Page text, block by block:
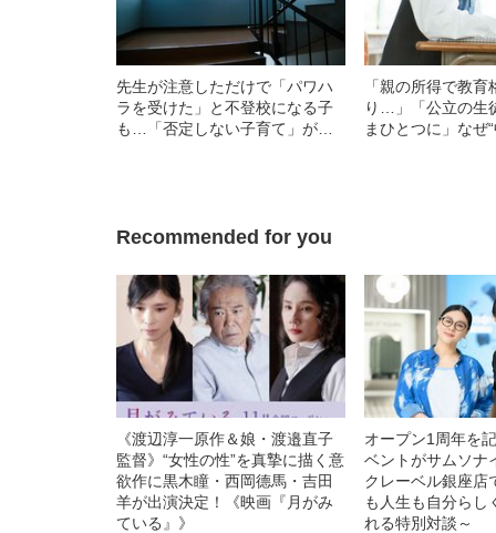
先生が注意しただけで「パワハ
ラを受けた」と不登校になる子
も…「否定しない子育て」が招
「親の所得で教
り…」「公立の生
まひとつに」なぜ
Recommended for you
《渡辺淳一原作＆娘・渡邉直子
監督》“女性の性”を真摯に描く意
欲作に黒木瞳・西岡德馬・吉田
羊が出演決定！《映画『月がみ
ている』》
オープン1周年を
ベントがサムソナ
クレーベル銀座
も人生も自分らし
れる特別対談～